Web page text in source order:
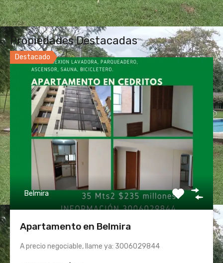
Propiedades Destacadas
Destacado
Belmira
Apartamento en Belmira
A precio negociable, llame ya: 3006029844